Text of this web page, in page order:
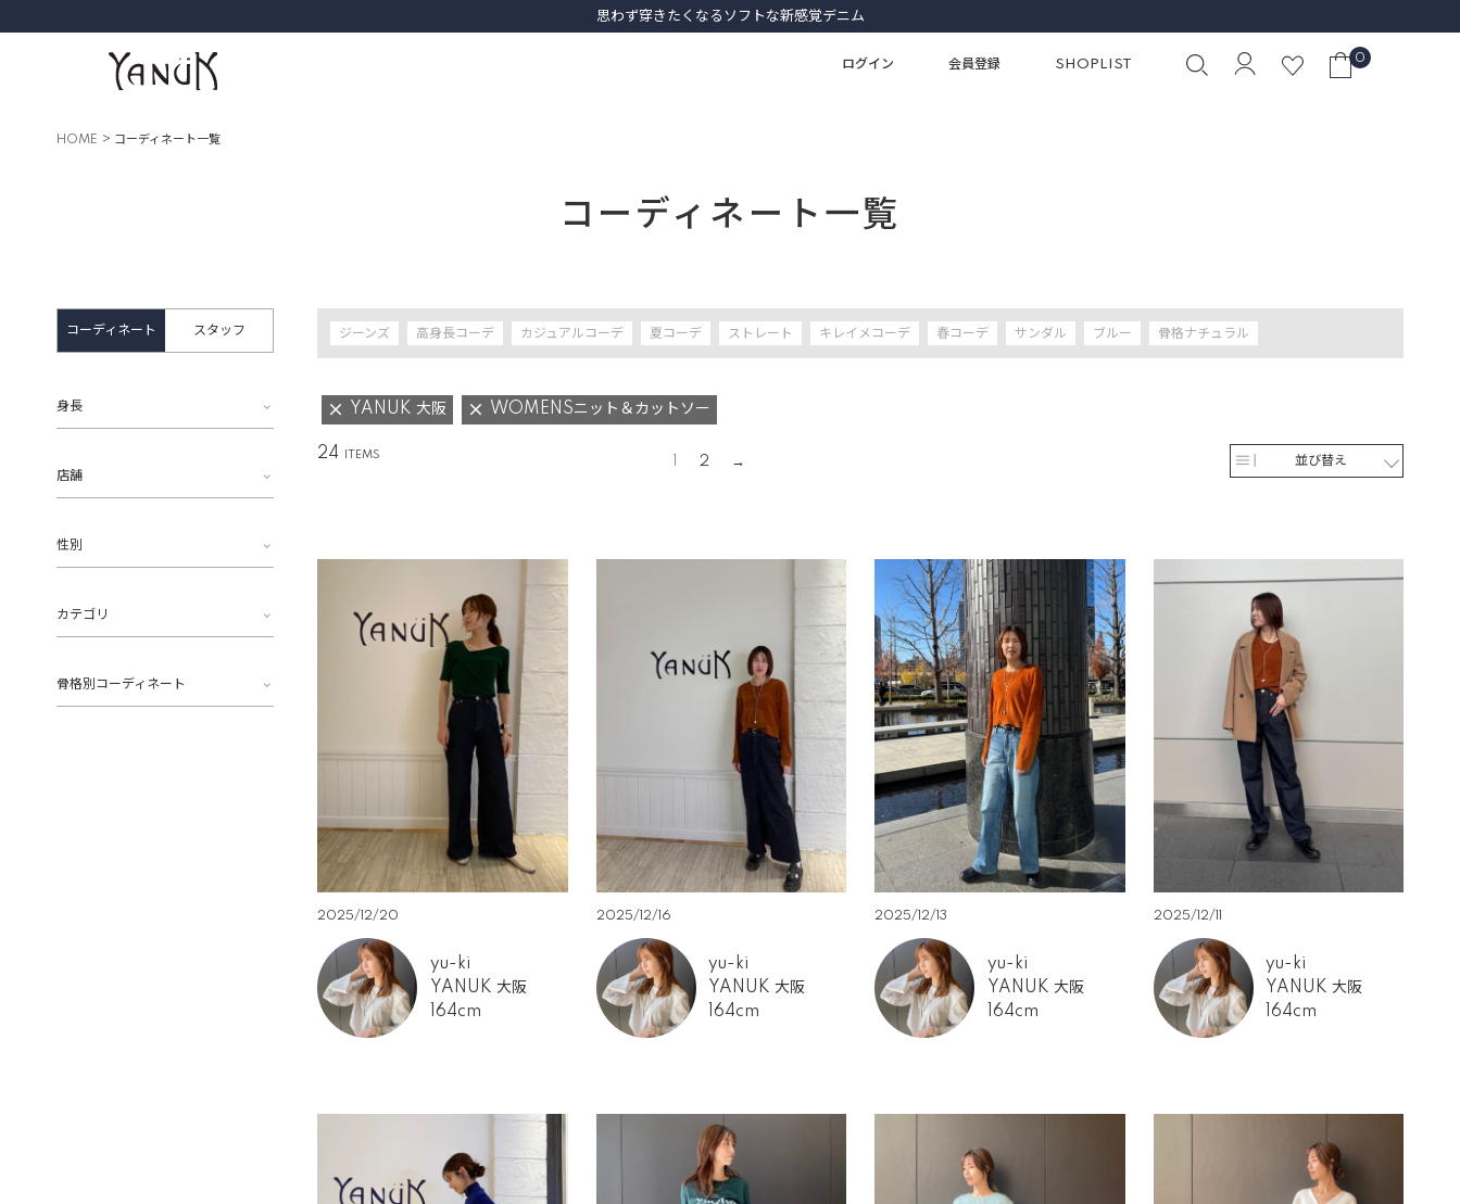
初めての1本に選びたい、名品デニム
ログイン 会員登録 SHOPLIST 0
HOME コーディネート一覧
コーディネート一覧
コーディネート スタッフ
身長
店舗
性別
カテゴリ
骨格別コーディネート
ジーンズ 高身長コーデ カジュアルコーデ 夏コーデ ストレート キレイメコーデ 春コーデ サンダル ブルー 骨格ナチュラル
YANUK 大阪 WOMENSニット＆カットソー
並び替え
24 2
2025/12/20
yu-ki
YANUK 大阪
164cm
2025/12/16
yu-ki
YANUK 大阪
164cm
2025/12/13
yu-ki
YANUK 大阪
164cm
2025/12/11
yu-ki
YANUK 大阪
164cm